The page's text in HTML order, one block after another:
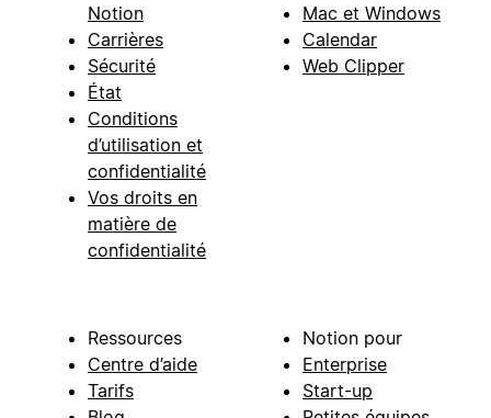
Notion
Carrières
Sécurité
État
Conditions
d’utilisation et
confidentialité
Vos droits en
matière de
confidentialité
Mac et Windows
Calendar
Web Clipper
Ressources
Centre d’aide
Tarifs
Notion pour
Enterprise
Start-up